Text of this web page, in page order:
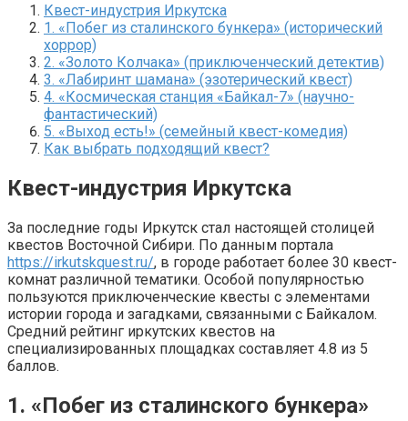
Квест-индустрия Иркутска
1. «Побег из сталинского бункера» (исторический
хоррор)
2. «Золото Колчака» (приключенческий детектив)
3. «Лабиринт шамана» (эзотерический квест)
4. «Космическая станция «Байкал-7» (научно-
фантастический)
5. «Выход есть!» (семейный квест-комедия)
Как выбрать подходящий квест?
Квест-индустрия Иркутска
За последние годы Иркутск стал настоящей столицей
квестов Восточной Сибири. По данным портала
https://irkutskquest.ru/, в городе работает более 30 квест-
комнат различной тематики. Особой популярностью
пользуются приключенческие квесты с элементами
истории города и загадками, связанными с Байкалом.
Средний рейтинг иркутских квестов на
специализированных площадках составляет 4.8 из 5
баллов.
1. «Побег из сталинского бункера»